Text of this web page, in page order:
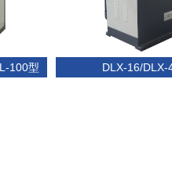
100型 DLX-16/DLX-